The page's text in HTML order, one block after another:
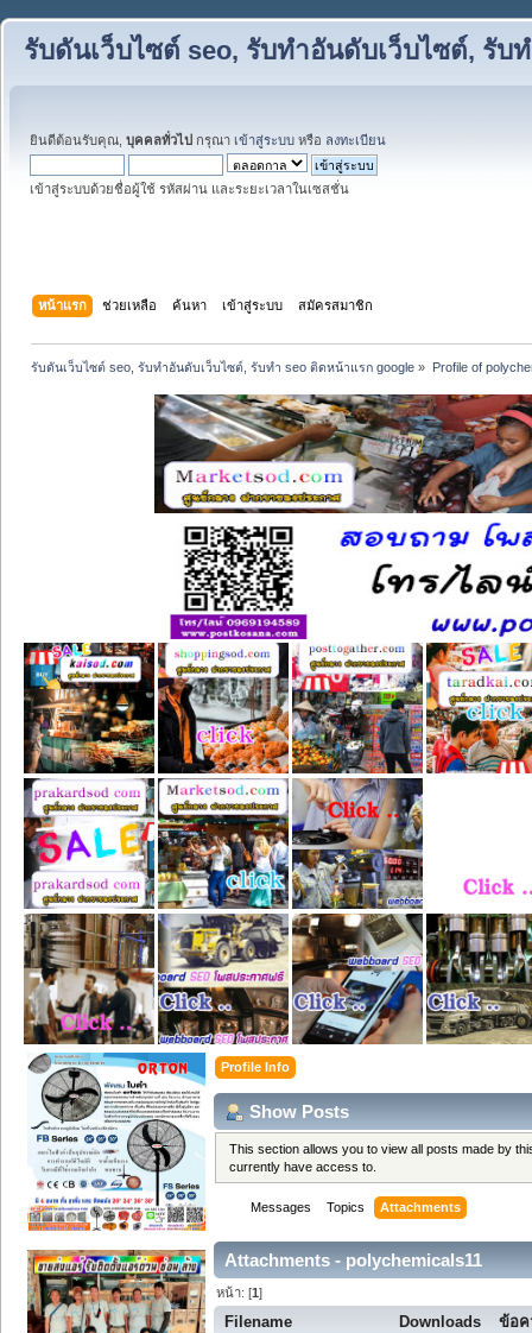
รับดันเว็บไซต์ seo, รับทำอันดับเว็บไซต์, รับ
ยินดีต้อนรับคุณ, บุคคลทั่วไป กรุณา เข้าสู่ระบบ หรือ ลงทะเบียน
เข้าสู่ระบบด้วยชื่อผู้ใช้ รหัสผ่าน และระยะเวลาในเซสชั่น
หน้าแรก ช่วยเหลือ ค้นหา เข้าสู่ระบบ สมัครสมาชิก
รับดันเว็บไซต์ seo, รับทำอันดับเว็บไซต์, รับทำ seo ติดหน้าแรก google » Profile of
Profile Info
Show Posts
This section allows you to view all posts made by
currently have access to.
Messages Topics Attachments
Attachments - polychemicals11
หน้า: [1]
Filename Downloads ข้อค